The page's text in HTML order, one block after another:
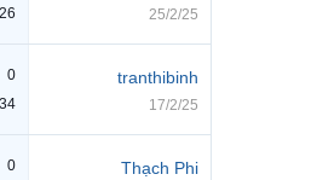
25/2/25
0
tranthibinh
17/2/25
0
Thạch Phi